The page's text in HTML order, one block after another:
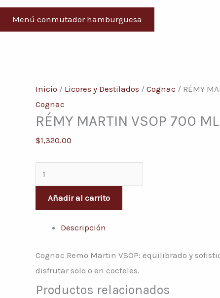
Menú conmutador hamburguesa
Inicio / Licores y Destilados / Cognac / RÉMY
Cognac
RÉMY MARTIN VSOP 700 ML
$1,320.00
MARTIN
VSOP
700
Añadir al carrito
Descripción
Cognac Remo Martin VSOP: equilibrado y
disfrutar solo o en cocteles.
Productos relacionados